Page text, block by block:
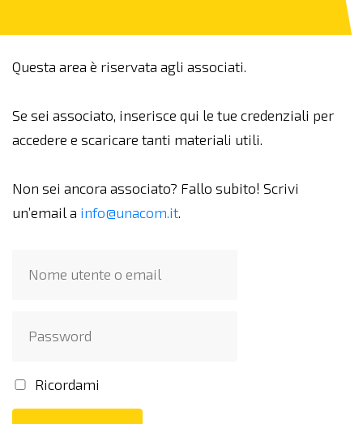
Questa area è riservata agli associati.
Se sei associato, inserisce qui le tue credenziali per
accedere e scaricare tanti materiali utili.
Non sei ancora associato? Fallo subito! Scrivi
un’email a info@unacom.it.
Ricordami